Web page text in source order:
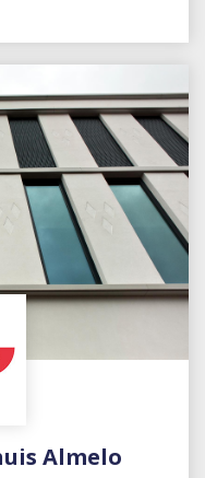
Almelo